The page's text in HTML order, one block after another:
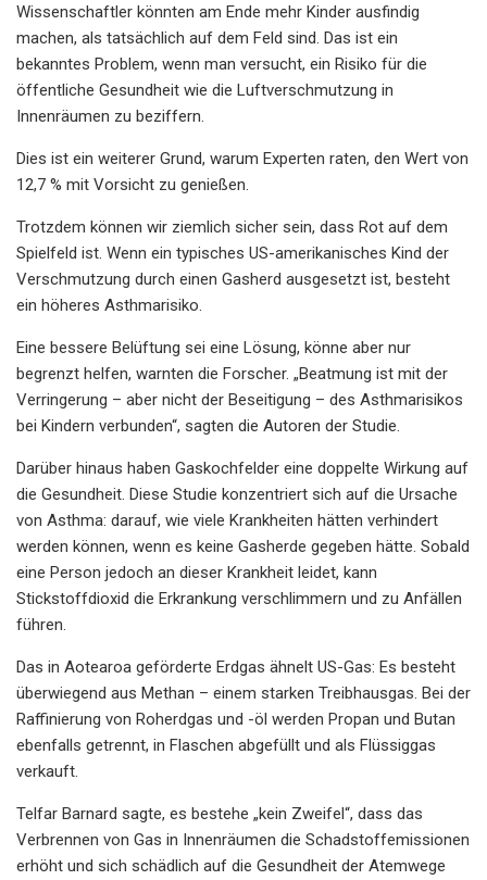
Wissenschaftler könnten am Ende mehr Kinder ausfindig
machen, als tatsächlich auf dem Feld sind. Das ist ein
bekanntes Problem, wenn man versucht, ein Risiko für die
öffentliche Gesundheit wie die Luftverschmutzung in
Innenräumen zu beziffern.
Dies ist ein weiterer Grund, warum Experten raten, den Wert von
12,7 % mit Vorsicht zu genießen.
Trotzdem können wir ziemlich sicher sein, dass Rot auf dem
Spielfeld ist. Wenn ein typisches US-amerikanisches Kind der
Verschmutzung durch einen Gasherd ausgesetzt ist, besteht
ein höheres Asthmarisiko.
Eine bessere Belüftung sei eine Lösung, könne aber nur
begrenzt helfen, warnten die Forscher. „Beatmung ist mit der
Verringerung – aber nicht der Beseitigung – des Asthmarisikos
bei Kindern verbunden“, sagten die Autoren der Studie.
Darüber hinaus haben Gaskochfelder eine doppelte Wirkung auf
die Gesundheit. Diese Studie konzentriert sich auf die Ursache
von Asthma: darauf, wie viele Krankheiten hätten verhindert
werden können, wenn es keine Gasherde gegeben hätte. Sobald
eine Person jedoch an dieser Krankheit leidet, kann
Stickstoffdioxid die Erkrankung verschlimmern und zu Anfällen
führen.
Das in Aotearoa geförderte Erdgas ähnelt US-Gas: Es besteht
überwiegend aus Methan – einem starken Treibhausgas. Bei der
Raffinierung von Roherdgas und -öl werden Propan und Butan
ebenfalls getrennt, in Flaschen abgefüllt und als Flüssiggas
verkauft.
Telfar Barnard sagte, es bestehe „kein Zweifel“, dass das
Verbrennen von Gas in Innenräumen die Schadstoffemissionen
erhöht und sich schädlich auf die Gesundheit der Atemwege